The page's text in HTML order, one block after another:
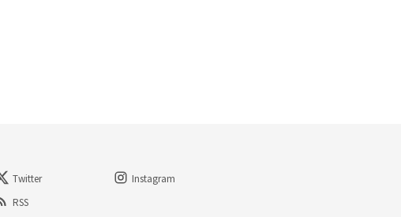
Twitter
Instagram
RSS